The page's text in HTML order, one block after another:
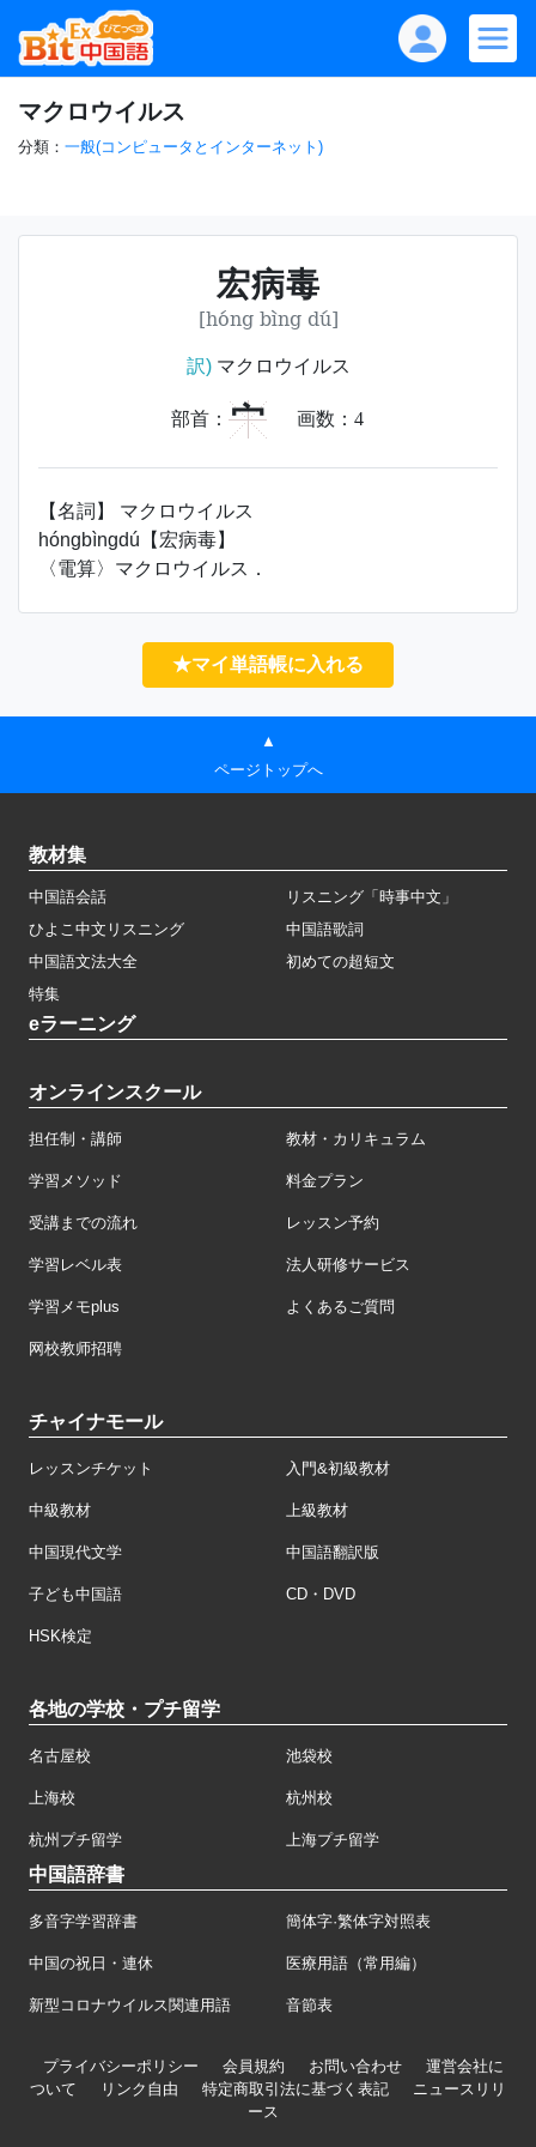
マクロウイルス
分類： 一般(コンピュータとインターネット)
宏病毒
[hóng bìng dú]
訳)マクロウイルス
部首： 宀 画数： 4
【名詞】 マクロウイルス
hóngbìngdú【宏病毒】
〈電算〉マクロウイルス．
★マイ単語帳に入れる
▲
ページトップへ
教材集
中国語会話
リスニング「時事中文」
ひよこ中文リスニング
中国語歌詞
中国語文法大全
初めての超短文
特集
eラーニング
オンラインスクール
担任制・講師 教材・カリキュラム
学習メソッド 料金プラン
受講までの流れ レッスン予約
学習レベル表 法人研修サービス
学習メモplus よくあるご質問
网校教师招聘
チャイナモール
レッスンチケット 入門&初級教材
中級教材 上級教材
中国現代文学 中国語翻訳版
子ども中国語 CD・DVD
HSK検定
各地の学校・プチ留学
名古屋校 池袋校
上海校 杭州校
杭州プチ留学 上海プチ留学
中国語辞書
多音字学習辞書 簡体字·繁体字対照表
中国の祝日・連休 医療用語（常用編）
新型コロナウイルス関連用語 音節表
プライバシーポリシー 会員規約 お問い合わせ
運営会社に
ついて
リンク自由 特定商取引法に基づく表記
ニュースリリ
ース